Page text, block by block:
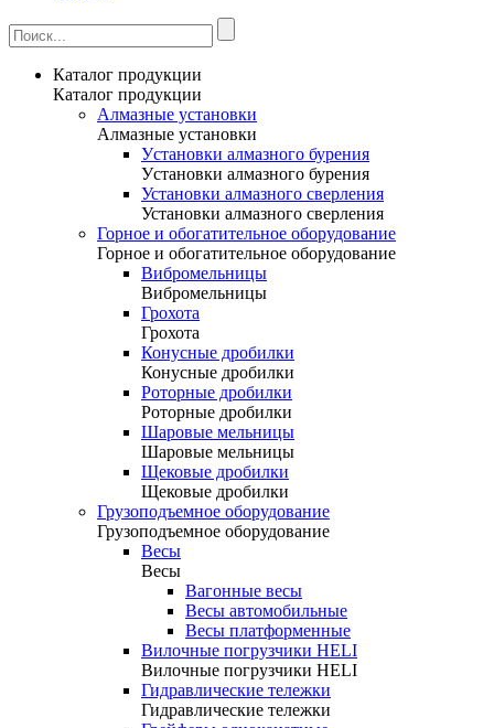
Каталог продукции
Каталог продукции
Алмазные установки
Алмазные установки
Уcтановки алмазного бурения
Уcтановки алмазного бурения
Установки алмазного сверления
Установки алмазного сверления
Горное и обогатительное оборудование
Горное и обогатительное оборудование
Вибромельницы
Вибромельницы
Грохота
Грохота
Конусные дробилки
Конусные дробилки
Роторные дробилки
Роторные дробилки
Шаровые мельницы
Шаровые мельницы
Щековые дробилки
Щековые дробилки
Грузоподъемное оборудование
Грузоподъемное оборудование
Весы
Весы
Вагонные весы
Весы автомобильные
Весы платформенные
Вилочные погрузчики HELI
Вилочные погрузчики HELI
Гидравлические тележки
Гидравлические тележки